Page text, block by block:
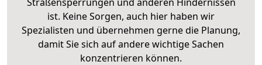
ist. Keine Sorgen, auch hier haben wir
Spezialisten und übernehmen gerne die Planung,
damit Sie sich auf andere wichtige Sachen
konzentrieren können.